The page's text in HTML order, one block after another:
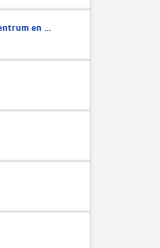
en ...